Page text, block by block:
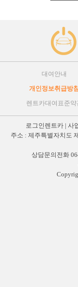
대여안내
개인정보취급방침
렌트카대여표준약
로그인렌트카 | 사
주소 : 제주특별자치도
상담문의전화